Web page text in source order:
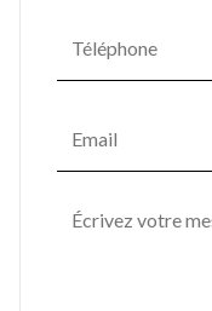
❤️ Troisième raison :
Cette propriété est
mois, une offre
Pourquoi choisir BM